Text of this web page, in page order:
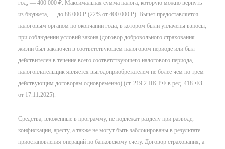
год, — 400 000 ₽. Максимальная сумма налога, которую можно вернуть
из бюджета, — до 88 000 ₽ (22% от 400 000 ₽). Вычет предоставляется
налоговым органом по окончании года, в котором были уплачены взносы,
при соблюдении условий закона (договор добровольного страхования
жизни был заключен в соответствующем налоговом периоде или был
действителен в течение всего соответствующего налогового периода,
налогоплательщик является выгодоприобретателем не более чем по трем
действующим договорам одновременно) (ст. 219.2 НК РФ в ред. 418-ФЗ
от 17.11.2025).
Средства, вложенные в программу, не подлежат разделу при разводе,
конфискации, аресту, а также не могут быть заблокированы в результате
приостановления операций по банковскому счету. Договор страхования, а